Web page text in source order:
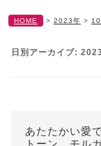
HOME > 2023年 > 10
日別アーカイブ:
あたたかい愛